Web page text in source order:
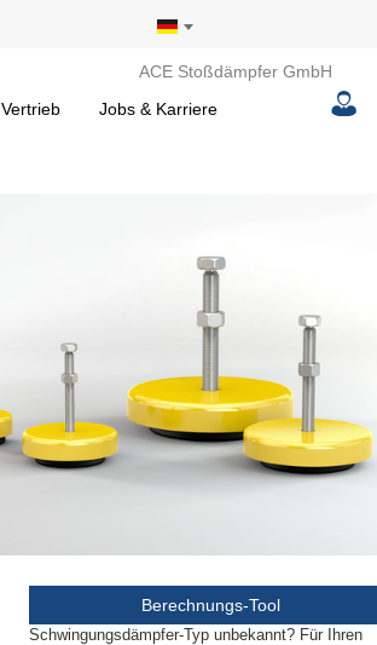
ACE Stoßdämpfer GmbH
Vertrieb Jobs & Karriere
Berechnungs-Tool
Schwingungsdämpfer-Typ unbekannt? Für Ihren